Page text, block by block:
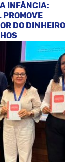
INFÂNCIA:
DO DINHEIRO